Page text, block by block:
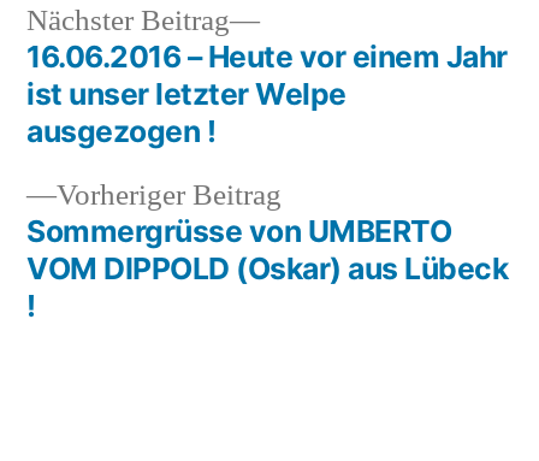
Beitragsnavigation
Vorheriger Beitrag
Beitrag:
Sommergrüsse von UMBERTO
VOM DIPPOLD (Oskar) aus Lübeck
!
Nächster Beitrag
Nächster
Beitrag:
16.06.2016 – Heute vor einem Jahr
ist unser letzter Welpe
ausgezogen !